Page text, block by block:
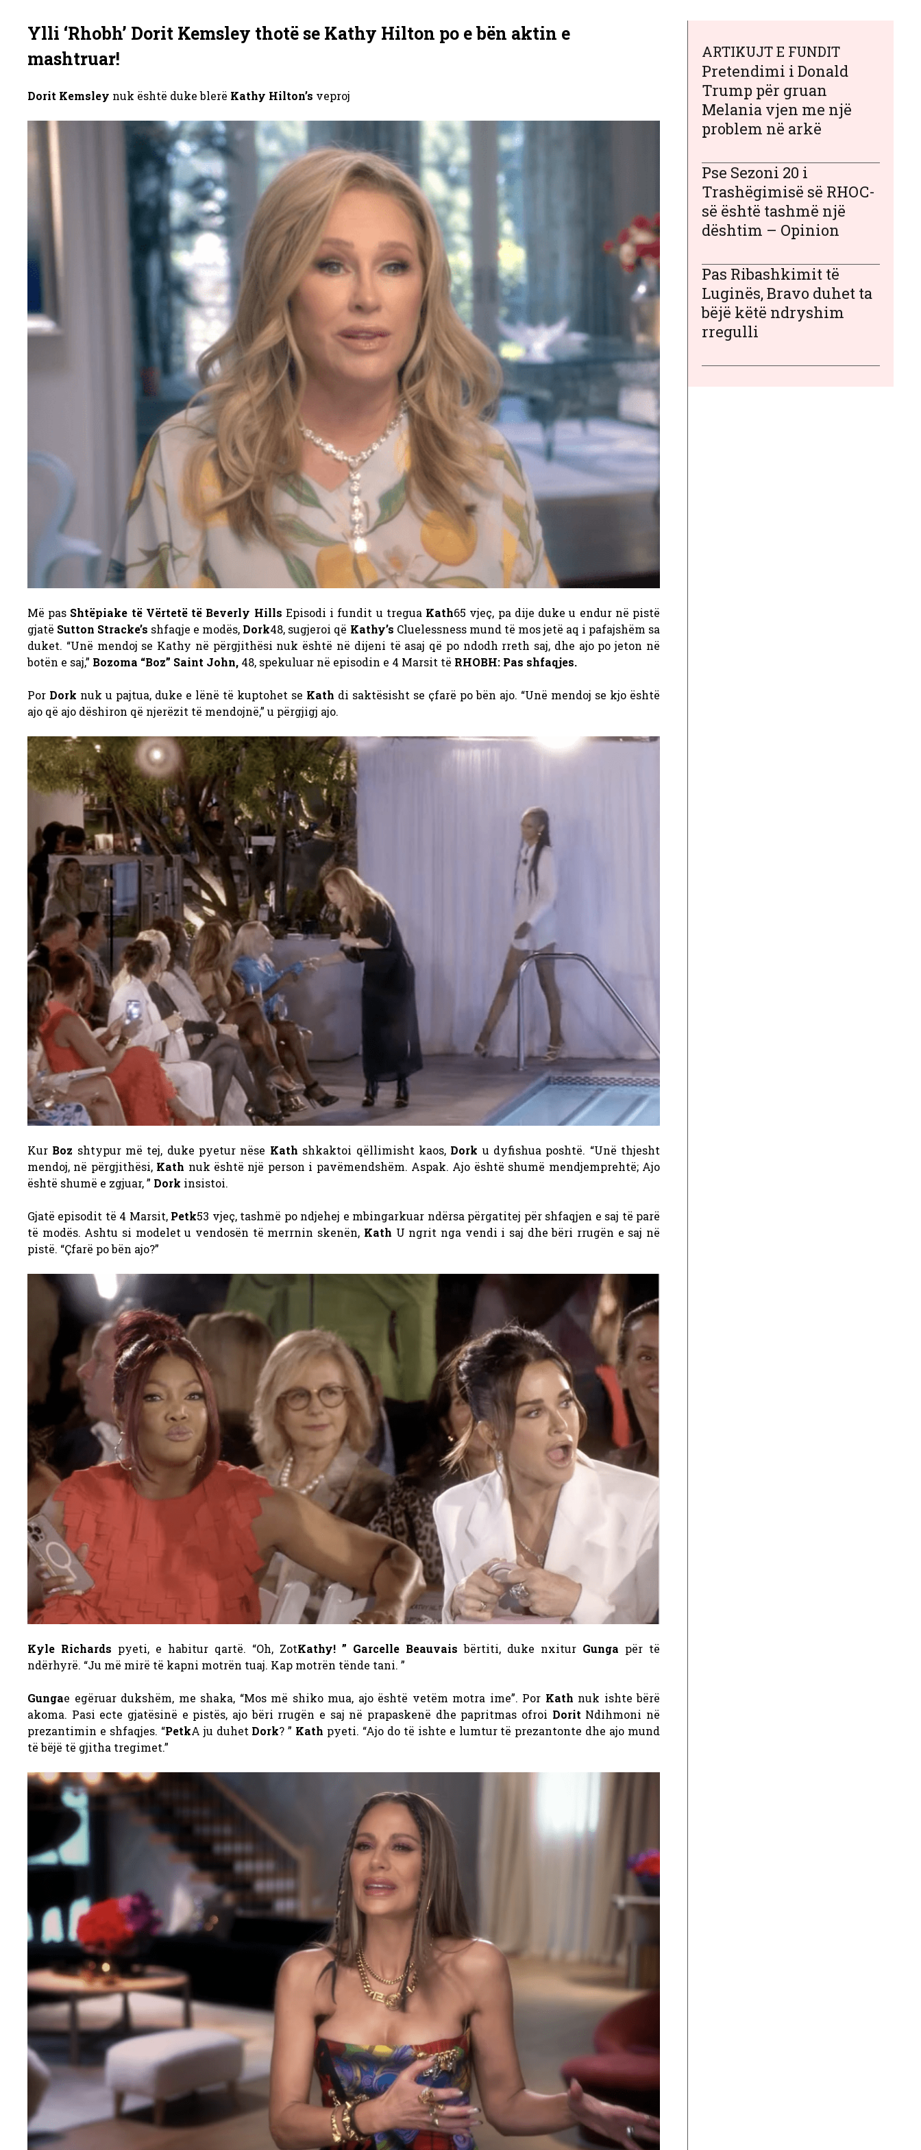
Ylli ‘Rhobh’ Dorit Kemsley thotë se Kathy Hilton po e bën aktin e
mashtruar!
Dorit Kemsley nuk është duke blerë Kathy Hilton’s veproj
Më pas Shtëpiake të Vërtetë të Beverly Hills Episodi i fundit u tregua Kath65 vjeç, pa dije duke u endur në pistë
gjatë Sutton Stracke’s shfaqje e modës, Dork48, sugjeroi që Kathy’s Cluelessness mund të mos jetë aq i pafajshëm sa
duket. “Unë mendoj se Kathy në përgjithësi nuk është në dijeni të asaj që po ndodh rreth saj, dhe ajo po jeton në
botën e saj,” Bozoma “Boz” Saint John, 48, spekuluar në episodin e 4 Marsit të RHOBH: Pas shfaqjes.
Por Dork nuk u pajtua, duke e lënë të kuptohet se Kath di saktësisht se çfarë po bën ajo. “Unë mendoj se kjo është
ajo që ajo dëshiron që njerëzit të mendojnë,” u përgjigj ajo.
Kur Boz shtypur më tej, duke pyetur nëse Kath shkaktoi qëllimisht kaos, Dork u dyfishua poshtë. “Unë thjesht
mendoj, në përgjithësi, Kath nuk është një person i pavëmendshëm. Aspak. Ajo është shumë mendjemprehtë; Ajo
është shumë e zgjuar, ” Dork insistoi.
Gjatë episodit të 4 Marsit, Petk53 vjeç, tashmë po ndjehej e mbingarkuar ndërsa përgatitej për shfaqjen e saj të parë
të modës. Ashtu si modelet u vendosën të merrnin skenën, Kath U ngrit nga vendi i saj dhe bëri rrugën e saj në
pistë. “Çfarë po bën ajo?”
Kyle Richards pyeti, e habitur qartë. “Oh, ZotKathy! ” Garcelle Beauvais bërtiti, duke nxitur Gunga për të
ndërhyrë. “Ju më mirë të kapni motrën tuaj. Kap motrën tënde tani. ”
Gungae egëruar dukshëm, me shaka, “Mos më shiko mua, ajo është vetëm motra ime”. Por Kath nuk ishte bërë
akoma. Pasi ecte gjatësinë e pistës, ajo bëri rrugën e saj në prapaskenë dhe papritmas ofroi Dorit Ndihmoni në
prezantimin e shfaqjes. “PetkA ju duhet Dork? ” Kath pyeti. “Ajo do të ishte e lumtur të prezantonte dhe ajo mund
të bëjë të gjitha tregimet.”
ARTIKUJT E FUNDIT
Pretendimi i Donald
Trump për gruan
Melania vjen me një
problem në arkë
Pse Sezoni 20 i
Trashëgimisë së RHOC-
së është tashmë një
dështim – Opinion
Pas Ribashkimit të
Luginës, Bravo duhet ta
bëjë këtë ndryshim
rregulli